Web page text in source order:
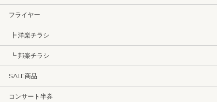
フライヤー
┣ 洋楽チラシ
┗ 邦楽チラシ
SALE商品
コンサート半券